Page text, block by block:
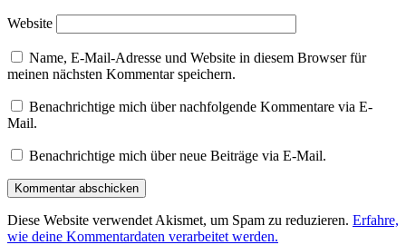
Website
Name, E-Mail-Adresse und Website in diesem Browser für
meinen nächsten Kommentar speichern.
Benachrichtige mich über nachfolgende Kommentare via E-
Mail.
Benachrichtige mich über neue Beiträge via E-Mail.
Diese Website verwendet Akismet, um Spam zu reduzieren. Erfahre,
wie deine Kommentardaten verarbeitet werden.